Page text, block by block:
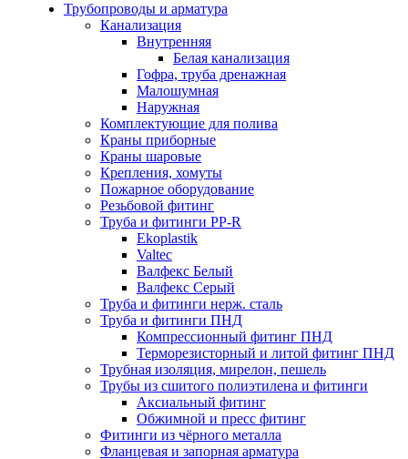
Трубопроводы и арматура
Канализация
Внутренняя
Белая канализация
Гофра, труба дренажная
Малошумная
Наружная
Комплектующие для полива
Краны приборные
Краны шаровые
Крепления, хомуты
Пожарное оборудование
Резьбовой фитинг
Труба и фитинги PP-R
Ekoplastik
Valtec
Валфекс Белый
Валфекс Серый
Труба и фитинги нерж. сталь
Труба и фитинги ПНД
Компрессионный фитинг ПНД
Терморезисторный и литой фитинг ПНД
Трубная изоляция, мирелон, пешель
Трубы из сшитого полиэтилена и фитинги
Аксиальный фитинг
Обжимной и пресс фитинг
Фитинги из чёрного металла
Фланцевая и запорная арматура